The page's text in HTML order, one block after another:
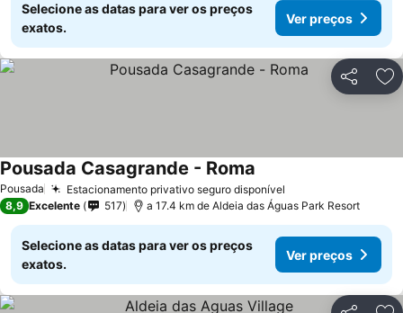
Selecione as datas para ver os preços
exatos.
Ver preços
Partilhar
Pousada Estacionamento privativo seguro disponível
Pousada Casagrande - Roma
8,9 Excelente 517 a 17.4 km de Aldeia das Águas Park Resort
Selecione as datas para ver os preços
exatos.
Ver preços